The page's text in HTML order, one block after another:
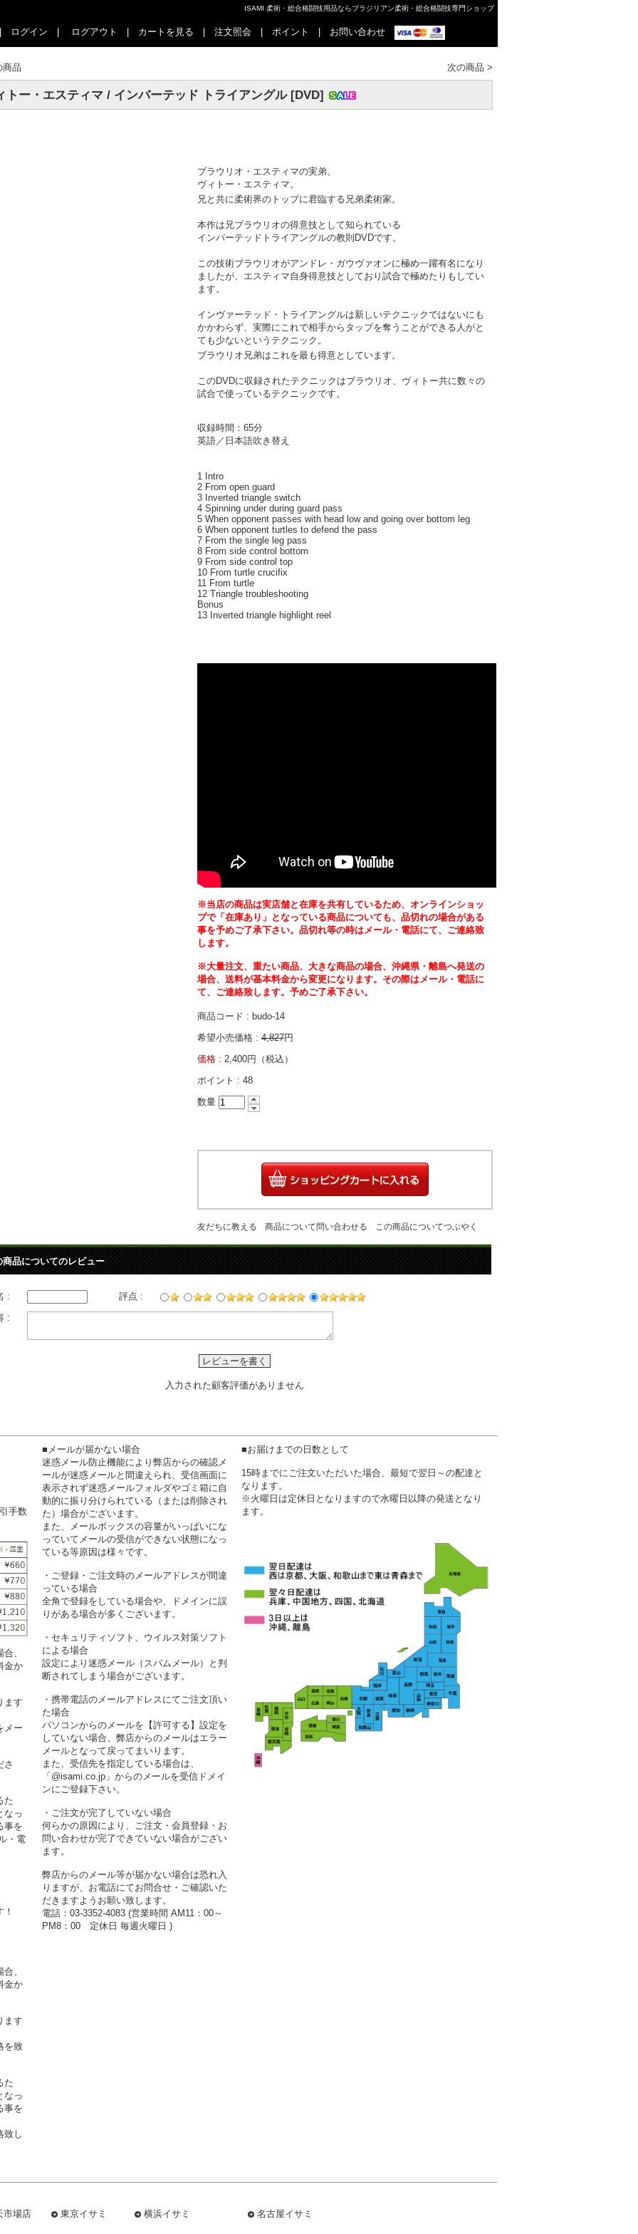
ISAMI 柔術・総合格闘技用品ならブラジリアン柔術・総合格闘技専門ショップ
ログイン ログアウト カートを見る 注文照会 ポイント お問い合わせ
商品 次の商品 >
トー・エスティマ / インバーテッド トライアングル [DVD]
ブラウリオ・エスティマの実弟、
ヴィトー・エスティマ。
兄と共に柔術界のトップに君臨する兄弟柔術家。
本作は兄ブラウリオの得意技として知られている
インバーテッドトライアングルの教則DVDです。
この技術ブラウリオがアンドレ・ガウヴァオンに極め一躍有名になり
ましたが、エスティマ自身得意技としており試合で極めたりもしてい
ます。
インヴァーテッド・トライアングルは新しいテクニックではないにも
かかわらず、実際にこれで相手からタップを奪うことができる人がと
ても少ないというテクニック。
ブラウリオ兄弟はこれを最も得意としています。
このDVDに収録されたテクニックはブラウリオ、ヴィトー共に数々の
試合で使っているテクニックです。
収録時間：65分
英語／日本語吹き替え
1 Intro
2 From open guard
3 Inverted triangle switch
4 Spinning under during guard pass
5 When opponent passes with head low and going over bottom leg
6 When opponent turtles to defend the pass
7 From the single leg pass
8 From side control bottom
9 From side control top
10 From turtle crucifix
11 From turtle
12 Triangle troubleshooting
Bonus
13 Inverted triangle highlight reel
※当店の商品は実店舗と在庫を共有しているため、オンラインショッ
プで「在庫あり」となっている商品についても、品切れの場合がある
事を予めご了承下さい。品切れ等の時はメール・電話にて、ご連絡致
します。
※大量注文、重たい商品、大きな商品の場合、沖縄県・離島へ発送の
場合、送料が基本料金から変更になります。その際はメール・電話に
て、ご連絡致します。予めご了承下さい。
商品コード : budo-14
希望小売価格 : 4,827円
価格 : 2,400円（税込）
ポイント : 48
数量
友だちに教える 商品について問い合わせる この商品についてつぶやく
商品についてのレビュー
:
評点 :
:
レビューを書く
入力された顧客評価がありません
手数
、
金か
ます
メー
さ
た
なっ
事を
・電
、
金か
ます
を致
た
なっ
事を
致し
■メールが届かない場合
迷惑メール防止機能により弊店からの確認メ
ールが迷惑メールと間違えられ、受信画面に
表示されず迷惑メールフォルダやゴミ箱に自
動的に振り分けられている（または削除され
た）場合がございます。
また、メールボックスの容量がいっぱいにな
っていてメールの受信ができない状態になっ
ている等原因は様々です。
・ご登録・ご注文時のメールアドレスが間違
っている場合
全角で登録をしている場合や、ドメインに誤
りがある場合が多くございます。
・セキュリティソフト、ウイルス対策ソフト
による場合
設定により迷惑メール（スパムメール）と判
断されてしまう場合がございます。
・携帯電話のメールアドレスにてご注文頂い
た場合
パソコンからのメールを【許可する】設定を
していない場合、弊店からのメールはエラー
メールとなって戻ってまいります。
また、受信先を指定している場合は、
「@isami.co.jp」からのメールを受信ドメイ
ンにご登録下さい。
・ご注文が完了していない場合
何らかの原因により、ご注文・会員登録・お
問い合わせが完了できていない場合がござい
ます。
弊店からのメール等が届かない場合は恐れ入
りますが、お電話にてお問合せ・ご確認いた
だきますようお願い致します。
電話：03-3352-4083 (営業時間 AM11：00～
PM8：00 定休日 毎週火曜日 )
■お届けまでの日数として
15時までにご注文いただいた場合、最短で翌日～の配達と
なります。
※火曜日は定休日となりますので水曜日以降の発送となり
ます。
市場店 東京イサミ 横浜イサミ 名古屋イサミ